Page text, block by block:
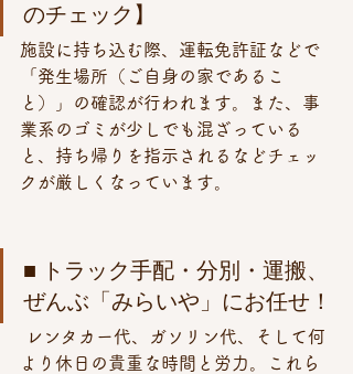
のチェック】
施設に持ち込む際、運転免許証などで
「発生場所（ご自身の家であるこ
と）」の確認が行われます。また、事
業系のゴミが少しでも混ざっている
と、持ち帰りを指示されるなどチェッ
クが厳しくなっています。
■ トラック手配・分別・運搬、
ぜんぶ「みらいや」にお任せ！
より休日の貴重な時間と労力。これら